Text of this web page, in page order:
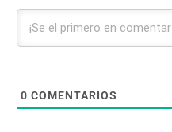
0 COMENTARIOS